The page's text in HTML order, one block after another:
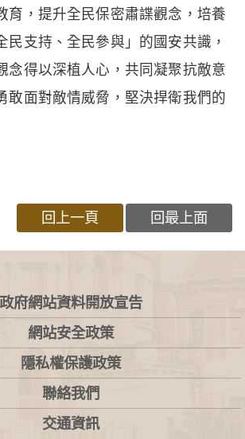
育，提升全民保密肅諜觀念，培養
民支持、全民參與」的國安共識，
念得以深植人心，共同凝聚抗敵意
敢面對敵情威脅，堅決捍衛我們的
回上一頁 回最上面
政府網站資料開放宣告
網站安全政策
隱私權保護政策
聯絡我們
交通資訊